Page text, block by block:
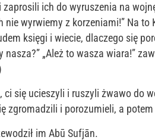
ich do wyruszenia na
nie wyrwiemy z korzeniami!” Na to
księgi i wiecie, dlaczego się
„Ależ to wasza wiara!”
się ucieszyli i ruszyli żwawo do
zgromadzili i porozumieli, a
im Abū Sufjān.